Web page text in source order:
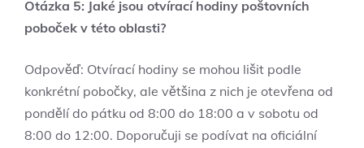
Otázka 5: Jaké jsou otvírací hodiny poštovních
poboček v této oblasti?
Odpověď: Otvírací hodiny se mohou lišit podle
konkrétní pobočky, ale většina z nich je otevřena od
pondělí do pátku od 8:00 do 18:00 a v sobotu od
8:00 do 12:00. Doporučuji se podívat na oficiální